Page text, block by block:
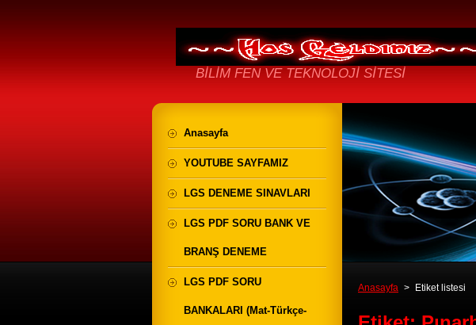
BİLİM FEN VE TEKNOLOJİ SİTESİ
Anasayfa > Etiket listesi
Anasayfa
YOUTUBE SAYFAMIZ
LGS DENEME SINAVLARI
LGS PDF SORU BANK VE
BRANŞ DENEME
LGS PDF SORU
BANKALARI (Mat-Türkçe-